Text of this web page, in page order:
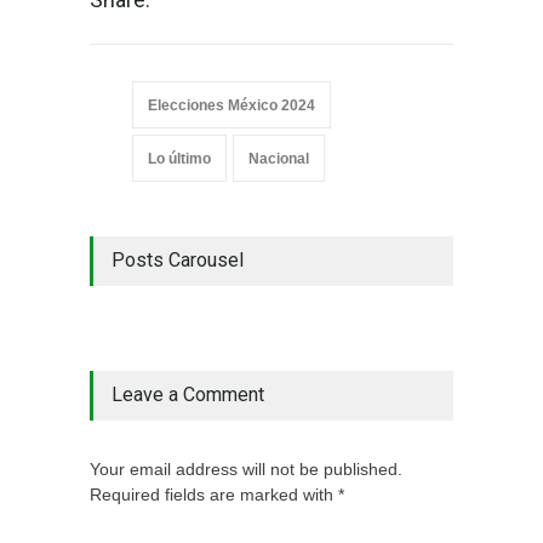
Elecciones México 2024
Lo último Nacional
Posts Carousel
Leave a Comment
Your email address will not be published.
Required fields are marked with *